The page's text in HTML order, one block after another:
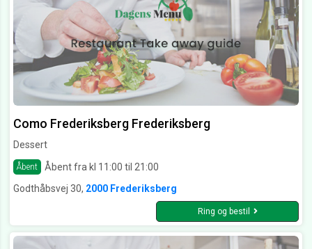
Como Frederiksberg Frederiksberg
Dessert
Åbent
Åbent fra kl 11:00 til 21:00
Godthåbsvej 30, 2000 Frederiksberg
Ring og bestil